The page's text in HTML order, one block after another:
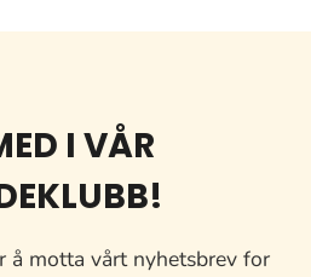
I VÅR
å motta vårt nyhetsbrev for